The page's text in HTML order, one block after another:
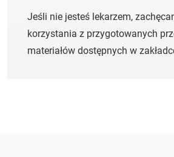
Jeśli nie jesteś lekarzem,
korzystania z przygotowanych
materiałów dostępnych w